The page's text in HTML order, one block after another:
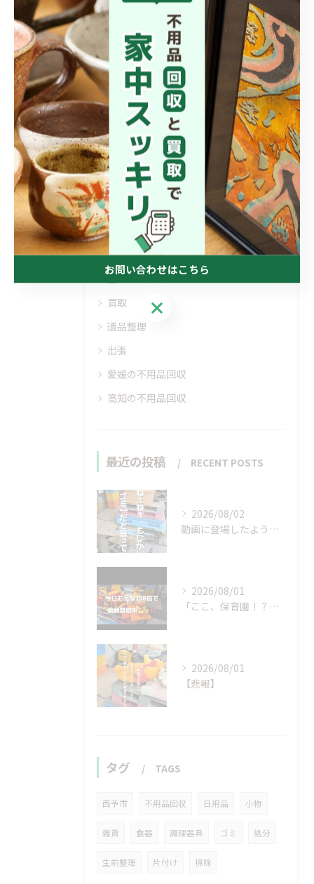
お気軽にお電話ください📞😊
.
#農機具買取 #中古農機具 #農業してる人と繋がりたい #
愛媛 #capcut
< 前のページ 一覧に戻る 次のページ >
カテゴリー CATEGORIES
全てのカテゴリー
買取
遺品整理
出張
愛媛の不用品回収
高知の不用品回収
最近の投稿 RECENT POSTS
2026/08/02
動画に登場したような…
2026/08/01
「ここ、保育園！？」と
2026/08/01
【悲報】
タグ TAGS
西予市 不用品回収 日用品 小物
雑貨 食器 調理器具 ゴミ 処分
生前整理 片付け 掃除
お問い合わせはこちら
お問い合わせはこちら